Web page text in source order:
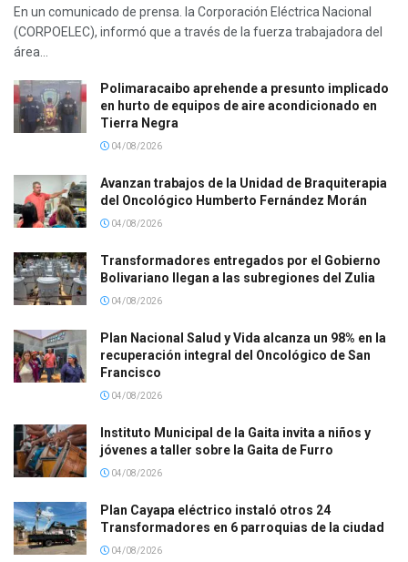
En un comunicado de prensa. la Corporación Eléctrica Nacional
(CORPOELEC), informó que a través de la fuerza trabajadora del
área...
Polimaracaibo aprehende a presunto implicado
en hurto de equipos de aire acondicionado en
Tierra Negra
04/08/2026
Avanzan trabajos de la Unidad de Braquiterapia
del Oncológico Humberto Fernández Morán
04/08/2026
Transformadores entregados por el Gobierno
Bolivariano llegan a las subregiones del Zulia
04/08/2026
Plan Nacional Salud y Vida alcanza un 98% en la
recuperación integral del Oncológico de San
Francisco
04/08/2026
Instituto Municipal de la Gaita invita a niños y
jóvenes a taller sobre la Gaita de Furro
04/08/2026
Plan Cayapa eléctrico instaló otros 24
Transformadores en 6 parroquias de la ciudad
04/08/2026